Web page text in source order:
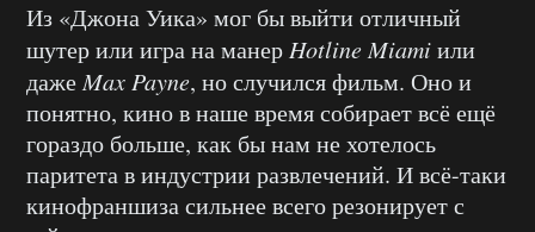
Из «Джона Уика» мог бы выйти отличный
шутер или игра на манерHotline Miamiили
дажеMax Payne, но случился фильм. Оно и
понятно, кино в наше время собирает всё ещё
гораздо больше, как бы нам не хотелось
паритета в индустрии развлечений. И всё-таки
кинофраншиза сильнее всего резонирует с